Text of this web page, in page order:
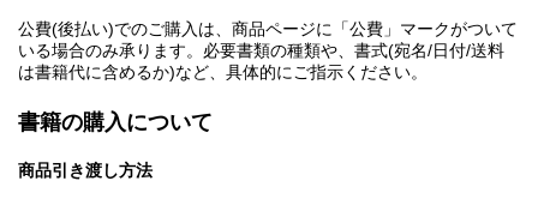
公費(後払い)でのご購入は、商品ページに「公費」マークがついて
いる場合のみ承ります。必要書類の種類や、書式(宛名/日付/送料
は書籍代に含めるか)など、具体的にご指示ください。
書籍の購入について
商品引き渡し方法